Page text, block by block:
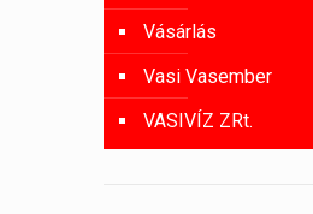
Vásárlás
Vasi Vasember
VASIVÍZ ZRt.